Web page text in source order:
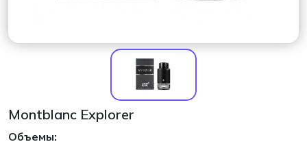
Montblanc Explorer
Объемы: